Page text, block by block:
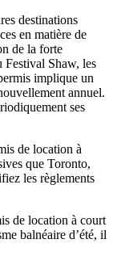
destinations
en matière de
de la forte
Festival Shaw, les
implique un
annuel.
ses
de location à
que Toronto,
les règlements
de location à court
balnéaire d’été, il